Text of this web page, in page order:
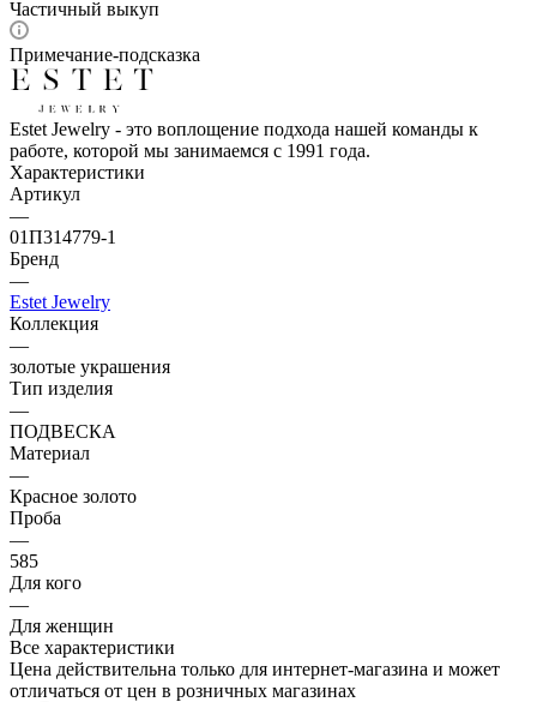
Частичный выкуп
Примечание-подсказка
Estet Jewelry - это воплощение подхода нашей команды к
работе, которой мы занимаемся с 1991 года.
Характеристики
Артикул
—
01П314779-1
Бренд
—
Estet Jewelry
Коллекция
—
золотые украшения
Тип изделия
—
ПОДВЕСКА
Материал
—
Красное золото
Проба
—
585
Для кого
—
Для женщин
Все характеристики
Цена действительна только для интернет-магазина и может
отличаться от цен в розничных магазинах